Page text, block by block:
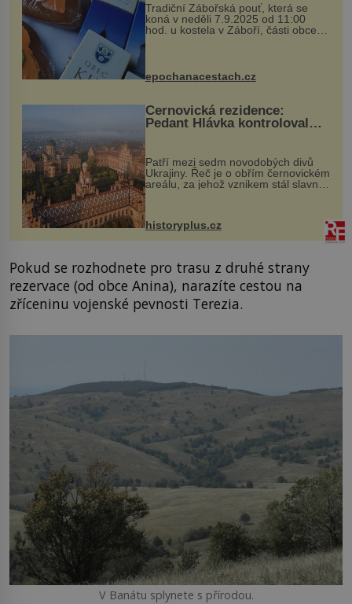
Tradiční Zábořská pouť, která se
koná v neděli 7.9.2025 od 11:00
hod. u kostela v Záboří, části obce
Kly u Mělníka. V programu naleznete
komentovanou prohlídku kostela,
epochanacestach.cz
Černovická rezidence:
Pedant Hlávka kontroloval
Patří mezi sedm novodobých divů
Ukrajiny. Řeč je o obřím černovickém
areálu, za jehož vznikem stál slavný
český architekt Josef Hlávka. Ten si
na něm dal mimořádně záležet. Jeho
stavební plány by při ...
historyplus.cz
Pokud se rozhodnete pro trasu z druhé strany
rezervace (od obce Anina), narazíte cestou na
zříceninu vojenské pevnosti Terezia.
V Banátu splynete s přírodou.